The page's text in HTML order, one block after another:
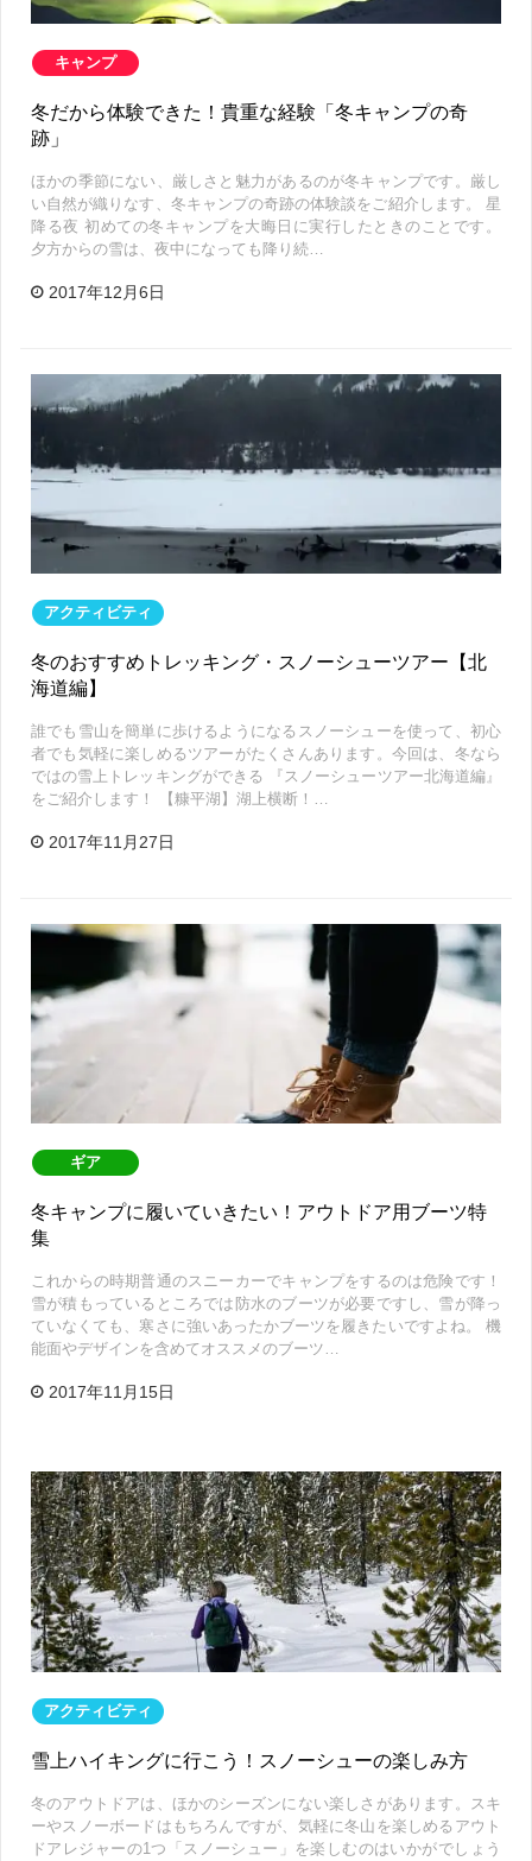
キャンプ
冬だから体験できた！貴重な経験「冬キャンプの奇
跡」
ほかの季節にない、厳しさと魅力があるのが冬キャンプです。厳し
い自然が織りなす、冬キャンプの奇跡の体験談をご紹介します。 星
降る夜 初めての冬キャンプを大晦日に実行したときのことです。
夕方からの雪は、夜中になっても降り続…
2017年12月6日
アクティビティ
冬のおすすめトレッキング・スノーシューツアー【北
海道編】
誰でも雪山を簡単に歩けるようになるスノーシューを使って、初心
者でも気軽に楽しめるツアーがたくさんあります。今回は、冬なら
ではの雪上トレッキングができる 『スノーシューツアー北海道編』
をご紹介します！ 【糠平湖】湖上横断！…
2017年11月27日
ギア
冬キャンプに履いていきたい！アウトドア用ブーツ特
集
これからの時期普通のスニーカーでキャンプをするのは危険です！
雪が積もっているところでは防水のブーツが必要ですし、雪が降っ
ていなくても、寒さに強いあったかブーツを履きたいですよね。 機
能面やデザインを含めてオススメのブーツ…
2017年11月15日
アクティビティ
雪上ハイキングに行こう！スノーシューの楽しみ方
冬のアウトドアは、ほかのシーズンにない楽しさがあります。スキ
ーやスノーボードはもちろんですが、気軽に冬山を楽しめるアウト
ドアレジャーの1つ「スノーシュー」を楽しむのはいかがでしょう